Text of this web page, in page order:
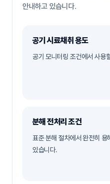
안내하고 있습니다.
공기 시료채취 용도
공기 모니터링 조건에서 사용
분해 전처리 조건
표준 분해 절차에서 완전히 용
있습니다.